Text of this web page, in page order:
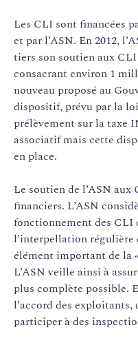
Les CLI sont financées
et par l’ASN. En 2012,
tiers son soutien aux
consacrant environ 1
nouveau proposé au
­dispositif, prévu par la
prélèvement sur la taxe
associatif mais cette
en place.
Le soutien de l’ASN
financiers. L’ASN
fonctionnement des CLI
l’interpellation régulière
élément important de la
L’ASN veille ainsi à
plus complète possible.
l’accord des
participer à des